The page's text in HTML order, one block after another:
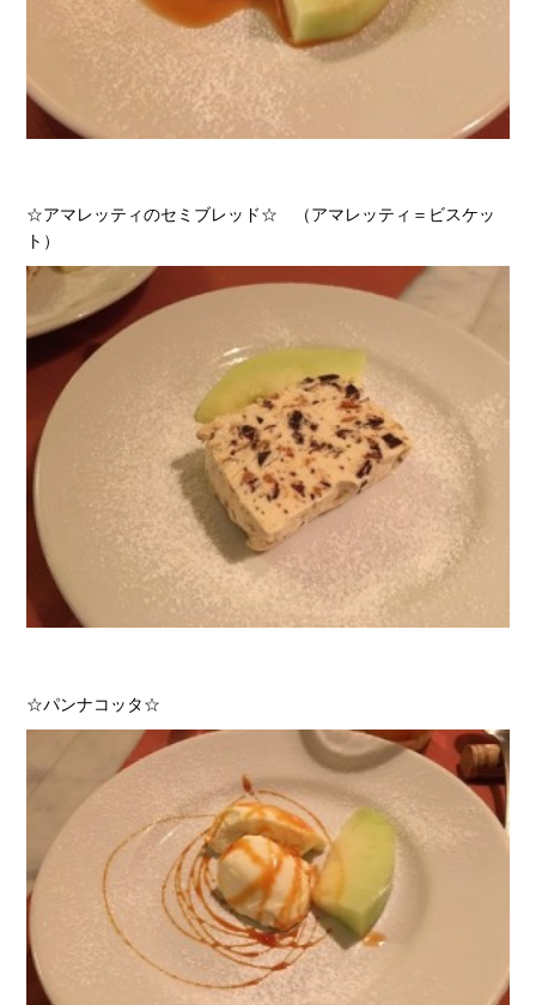
☆アマレッティのセミブレッド☆ （アマレッティ＝ビスケッ
ト）
☆パンナコッタ☆